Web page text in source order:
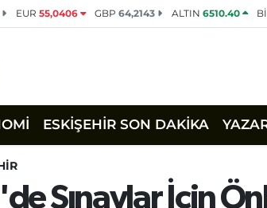
EUR 55,0406 GBP64,2143 ALTIN 6510.40
ESKİŞEHİR SON DAKİKA
Sınavlar İçin